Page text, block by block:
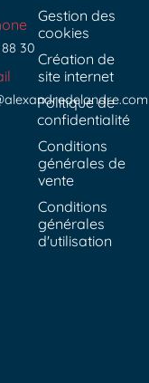
30
Gestion des
cookies
Création de
site internet
Politique de
confidentialité
Conditions
générales de
vente
Conditions
générales
d'utilisation